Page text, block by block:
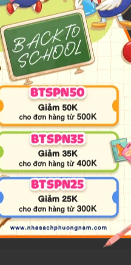
new collection of puzzles to
of puzzle masters.
get more difficult as
for Bright Sparks